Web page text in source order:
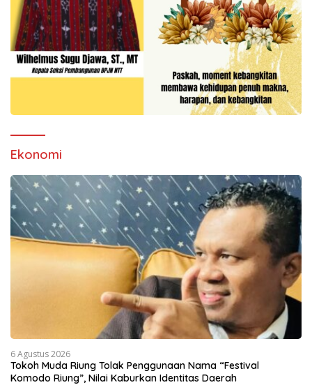
Ekonomi
6 Agustus 2026
Tokoh Muda Riung Tolak Penggunaan Nama “Festival
Komodo Riung”, Nilai Kaburkan Identitas Daerah